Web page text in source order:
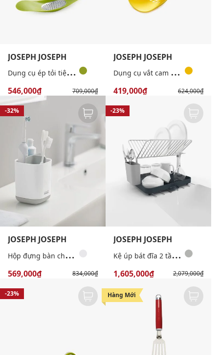
JOSEPH JOSEPH
D
ụng cụ ép tỏi tiện lợi
546,000₫ 709,000₫
JOSEPH JOSEPH
D
ụng cụ vắt cam tiện lợi
419,000₫ 624,000₫
-32%
JOSEPH JOSEPH
H
ộp đựng bàn chải nhỏ gọn tiện dụng
569,000₫ 834,000₫
-23%
JOSEPH JOSEPH
K
ệ úp bát đĩa 2 tầng đa năng
1,605,000₫ 2,079,000₫
-23% Hàng Mới
-28%